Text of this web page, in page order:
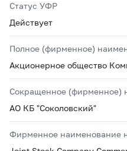
Статус УФР
Действует
Полное (фирменное)
Акционерное общество
Сокращенное (фирменное)
АО КБ "Соколовский"
Фирменное наименование